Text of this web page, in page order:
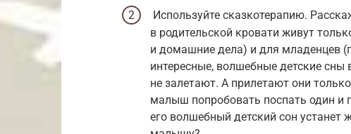
Используйте сказкотерапию.
в родительской кровати живут
и домашние дела) и для младенцев
интересные, волшебные детские сны
не залетают. А прилетают они
малыш попробовать поспать один и
его волшебный детский сон устанет